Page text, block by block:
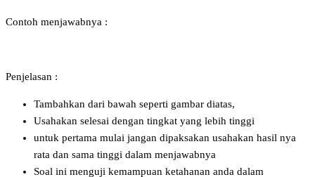
Contoh menjawabnya :
Penjelasan :
Tambahkan dari bawah seperti gambar diatas,
Usahakan selesai dengan tingkat yang lebih tinggi
untuk pertama mulai jangan dipaksakan usahakan hasil nya
rata dan sama tinggi dalam menjawabnya
Soal ini menguji kemampuan ketahanan anda dalam